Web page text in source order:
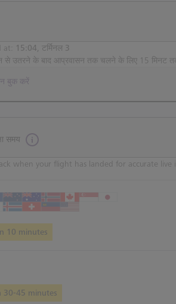
at:
15:04, टर्मिनल 3
से उतरने के बाद आप्रवासन तक चलने के लिए 15 मिनट
बुक करें
समय
when your flight has landed for accurate live
10 minutes
30-45 minutes